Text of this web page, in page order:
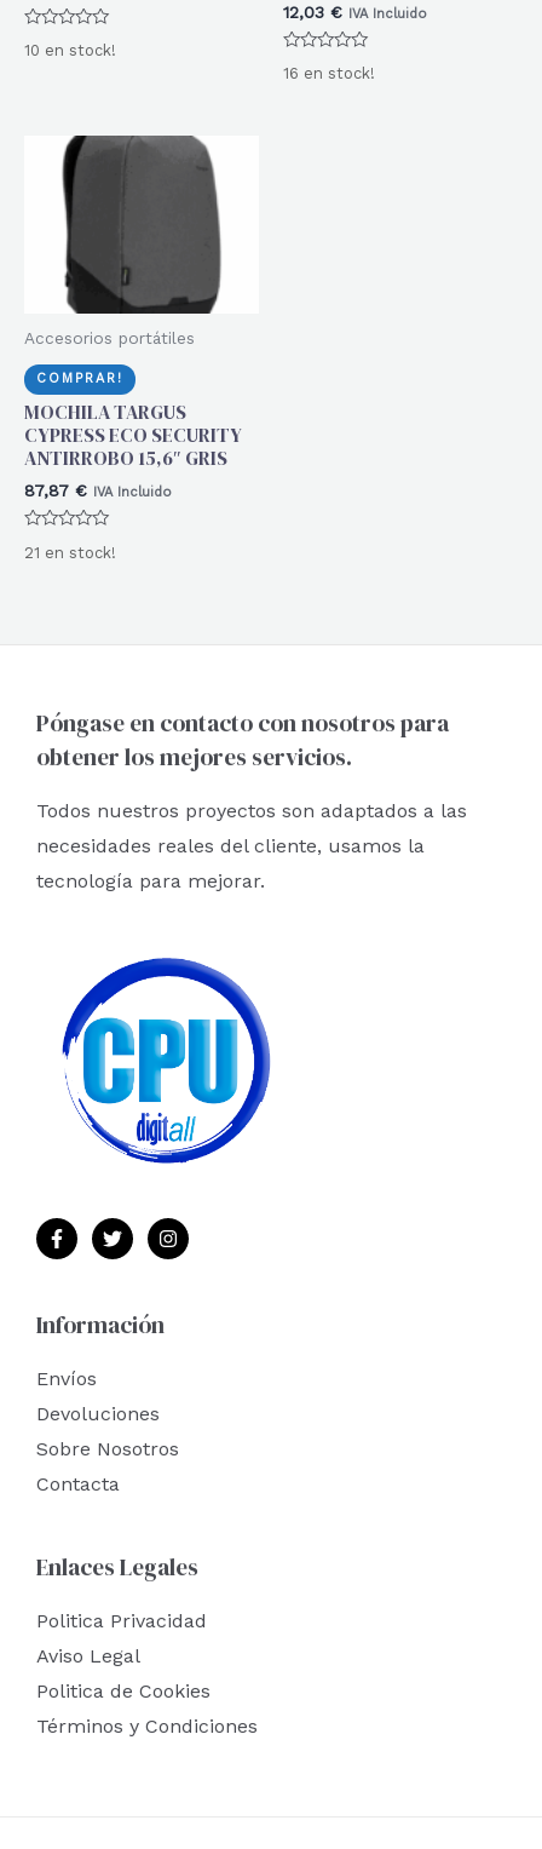
con
10 en stock!
12,03 € IVA Incluido
con
16 en stock!
Accesorios portátiles
COMPRAR!
MOCHILA TARGUS
CYPRESS ECO SECURITY
ANTIRROBO 15,6″ GRIS
87,87 € IVA Incluido
con
21 en stock!
Póngase en contacto con nosotros para
obtener los mejores servicios.
Todos nuestros proyectos son adaptados a las
necesidades reales del cliente, usamos la
tecnología para mejorar.
Información
Envíos
Devoluciones
Sobre Nosotros
Contacta
Enlaces Legales
Politica Privacidad
Aviso Legal
Politica de Cookies
Términos y Condiciones